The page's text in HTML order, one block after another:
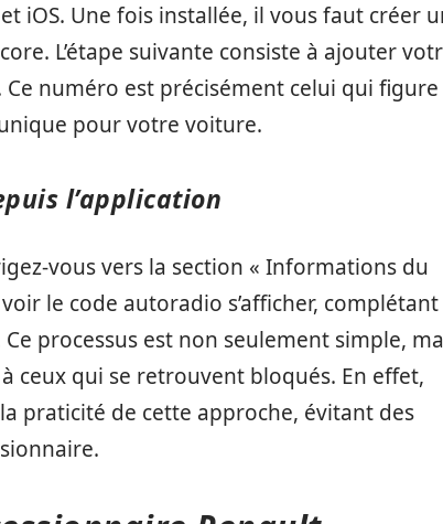
iOS. Une fois installée, il vous faut créer
L’étape suivante consiste à ajouter
numéro est précisément celui qui
pour votre voiture.
l’application
vous vers la section « Informations du
le code autoradio s’afficher, complétant
processus est non seulement simple,
ceux qui se retrouvent bloqués. En effet,
praticité de cette approche, évitant des